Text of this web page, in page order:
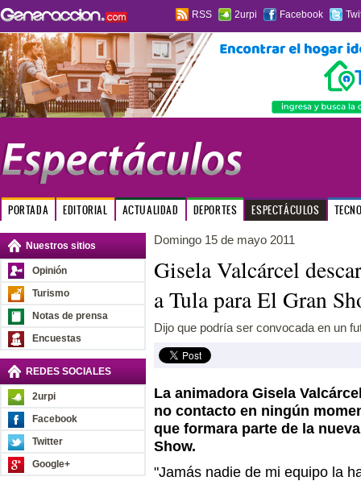
RSS 2urpi Facebook
PORTADA EDITORIAL ACTUALIDAD DEPORTES ESPECTÁCULOS
Nuestros sitios
Opinión
Turismo
Notas de prensa
Encuestas
REDES SOCIALES
2urpi
Facebook
Twitter
Google+
Domingo 15 de mayo 2011
Gisela Valcárcel
a Tula para El Gran
Dijo que podría ser convocada en un
La animadora Gisela
no contacto en ningún
que formara parte de la
Show.
"Jamás nadie de mi equipo la